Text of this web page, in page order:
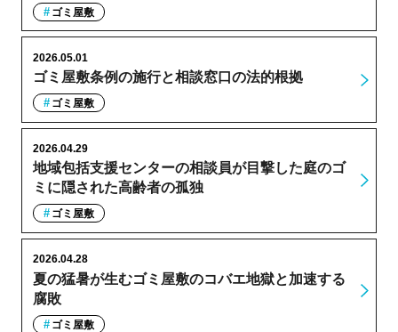
ゴミ屋敷
ゴミ屋敷条例の施行と相談窓口の法的根拠
2026.05.01
ゴミ屋敷
地域包括支援センターの相談員が目撃した庭のゴ
ミに隠された高齢者の孤独
2026.04.29
ゴミ屋敷
夏の猛暑が生むゴミ屋敷のコバエ地獄と加速する
腐敗
2026.04.28
ゴミ屋敷